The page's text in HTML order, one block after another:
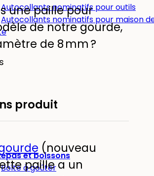
Autocollants nominatifs pour outils
Autocollants nominatifs pour maison
et boissons
Boîte à goûter
une paille pour
de notre gourde,
de 8 mm ?
produit
(nouveau
paille a un